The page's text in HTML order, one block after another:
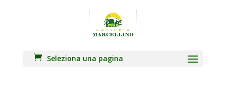
Seleziona una pagina